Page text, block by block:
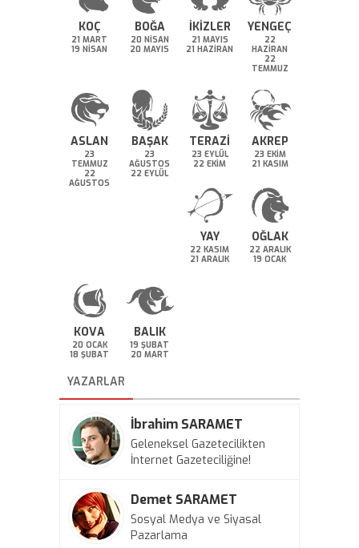
KOÇ
21 MART
19 NİSAN
BOĞA
20 NİSAN
20 MAYIS
İKİZLER
21 MAYIS
21 HAZİRAN
YENGEÇ
22
HAZİRAN
22
TEMMUZ
ASLAN
23
TEMMUZ
22
AĞUSTOS
BAŞAK
23
AĞUSTOS
22 EYLÜL
TERAZİ
23 EYLÜL
22 EKİM
AKREP
23 EKİM
21 KASIM
YAY
22 KASIM
21 ARALIK
OĞLAK
22 ARALIK
19 OCAK
KOVA
20 OCAK
18 ŞUBAT
BALIK
19 ŞUBAT
20 MART
YAZARLAR
İbrahim SARAMET
Geleneksel Gazetecilikten
İnternet Gazeteciliğine!
Demet SARAMET
Sosyal Medya ve Siyasal
Pazarlama